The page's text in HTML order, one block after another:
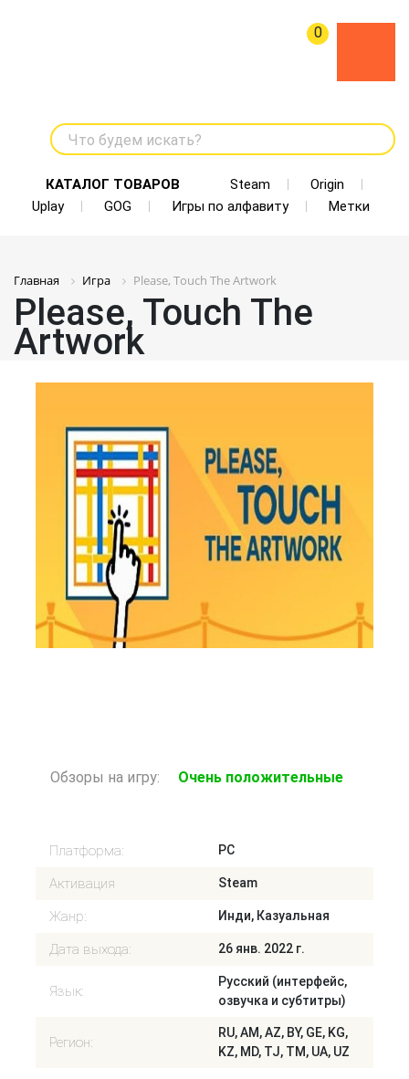
0
Что будем искать?
КАТАЛОГ ТОВАРОВ Steam
Origin
Uplay
GOG Игры по алфавиту Метки
Главная Игра Please, Touch The Artwork
Please, Touch The
Artwork
Обзоры на игру: Очень положительные
Платформа: PC
Активация Steam
Жанр: Инди, Казуальная
Дата выхода: 26 янв. 2022 г.
Язык:
Русский (интерфейс,
озвучка и субтитры)
Регион:
RU, AM, AZ, BY, GE, KG,
KZ, MD, TJ, TM, UA, UZ